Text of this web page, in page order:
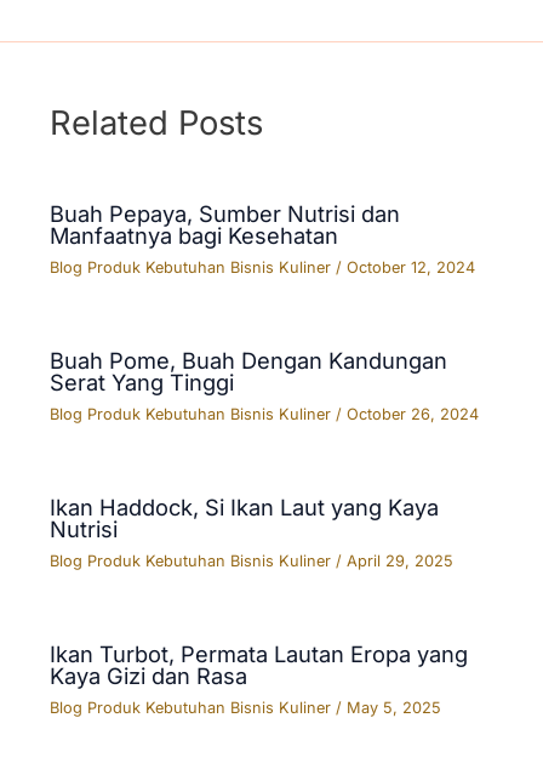
Related Posts
Buah Pepaya, Sumber Nutrisi dan
Manfaatnya bagi Kesehatan
Blog Produk Kebutuhan Bisnis Kuliner /October 12, 2024
Buah Pome, Buah Dengan Kandungan
Serat Yang Tinggi
Blog Produk Kebutuhan Bisnis Kuliner /October 26, 2024
Ikan Haddock, Si Ikan Laut yang Kaya
Nutrisi
Blog Produk Kebutuhan Bisnis Kuliner /April 29, 2025
Ikan Turbot, Permata Lautan Eropa yang
Kaya Gizi dan Rasa
Blog Produk Kebutuhan Bisnis Kuliner / May 5, 2025